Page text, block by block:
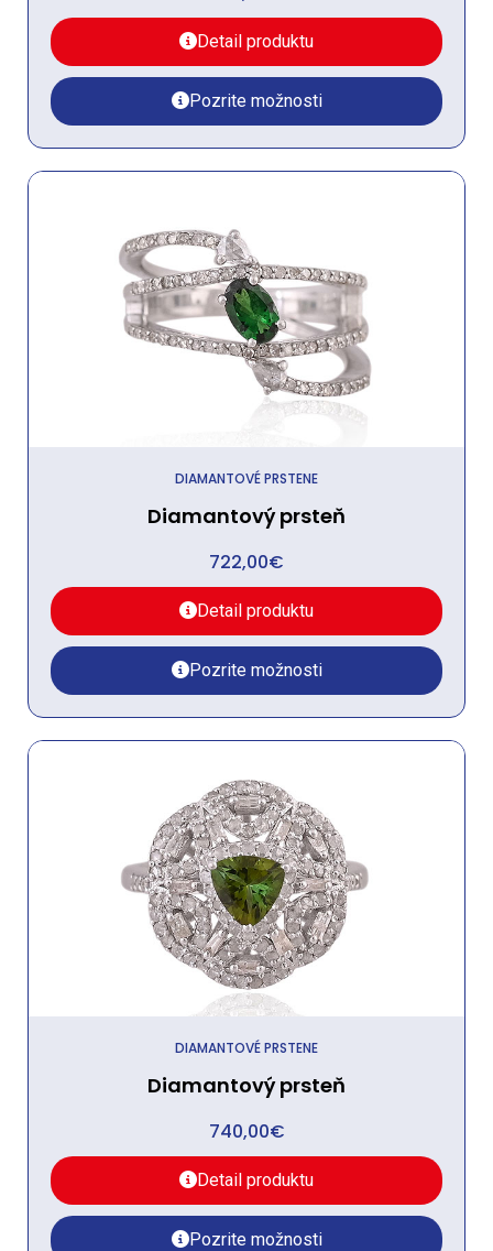
Detail produktu
Pozrite možnosti
DIAMANTOVÉ PRSTENE
Diamantový prsteň
722,00€
Detail produktu
Pozrite možnosti
DIAMANTOVÉ PRSTENE
Diamantový prsteň
740,00€
Detail produktu
Pozrite možnosti